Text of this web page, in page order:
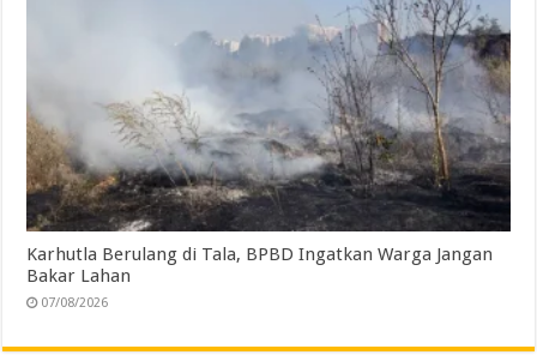
Karhutla Berulang di Tala, BPBD Ingatkan Warga Jangan
Bakar Lahan
07/08/2026